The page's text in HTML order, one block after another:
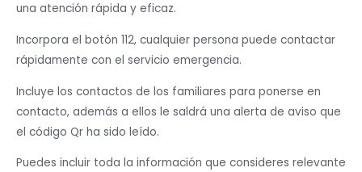
una atención rápida y eficaz.
Incorpora el botón 112, cualquier persona puede contactar
rápidamente con el servicio emergencia.
Incluye los contactos de los familiares para ponerse en
contacto, además a ellos le saldrá una alerta de aviso que
el código Qr ha sido leído.
Puedes incluir toda la información que consideres relevante